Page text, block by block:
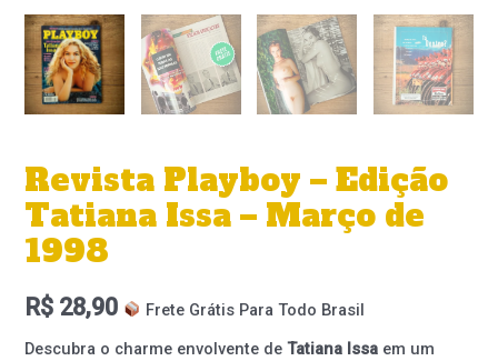
Revista Playboy – Edição
Tatiana Issa – Março de
1998
R$ 28,90
Frete Grátis Para Todo Brasil
Descubra o charme envolvente deTatiana Issa em um